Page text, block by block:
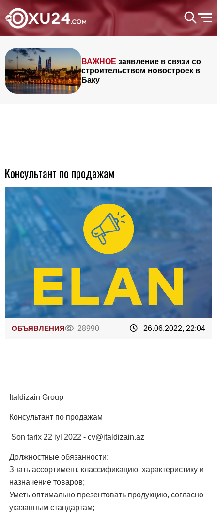
ВАЖНОЕ заявление в связи со
строительством новостроек в
Баку
Консультант по продажам
ОБЪЯВЛЕНИЯ 28990 26.06.2022, 22:04
Italdizain Group
Консультант по продажам
Son tarix 22 iyl 2022 - cv@italdizain.az
Должностные обязанности:
Знать ассортимент, классификацию, характеристику и
назначение товаров;
Уметь оптимально презентовать продукцию, согласно
указанным стандартам;